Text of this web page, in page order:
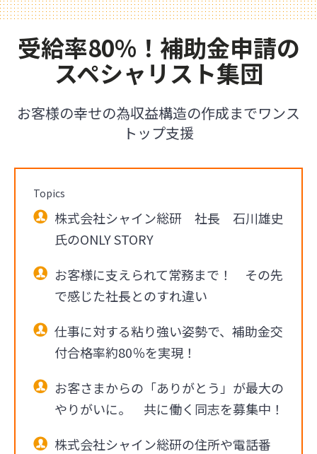
受給率80%！補助金申請の
スペシャリスト集団
お客様の幸せの為収益構造の作成までワンス
トップ支援
Topics
株式会社シャイン総研 社長 石川雄史
氏のONLY STORY
お客様に支えられて常務まで！ その先
で感じた社長とのすれ違い
仕事に対する粘り強い姿勢で、補助金交
付合格率約80％を実現！
お客さまからの「ありがとう」が最大の
やりがいに。 共に働く同志を募集中！
株式会社シャイン総研の住所や電話番